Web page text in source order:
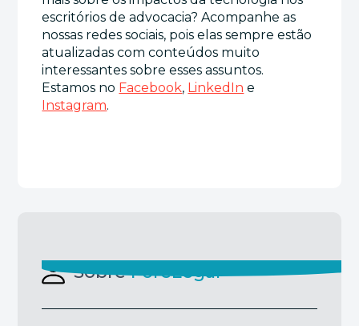
escritórios de advocacia? Acompanhe as
nossas redes sociais, pois elas sempre estão
atualizadas com conteúdos muito
interessantes sobre esses assuntos.
Estamos no Facebook, LinkedIn e
Instagram.
Sobre ForeLegal